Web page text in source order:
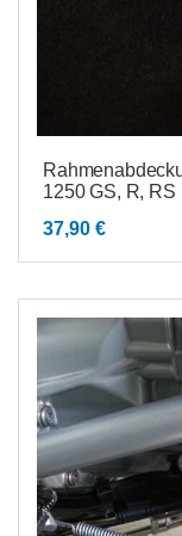
1250 GS, R, RS
37,90 €